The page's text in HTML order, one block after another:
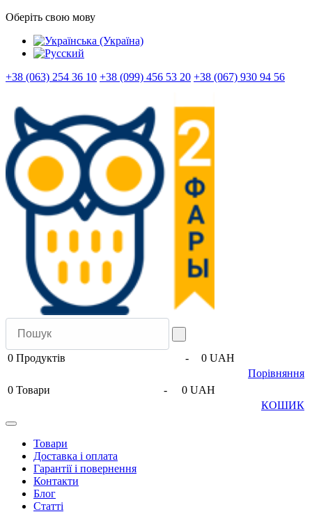
Оберіть свою мову
+38 (063) 254 36 10 +38 (099) 456 53 20 +38 (067) 930 94 56
0 Продуктів -
0 UAH
Порівняння
0 Товари -
0 UAH
КОШИК
Товари
Доставка і оплата
Гарантії і повернення
Контакти
Блог
Статті